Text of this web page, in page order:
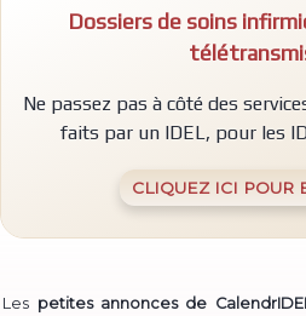
Dossiers de soins
Ne passez pas à côté des
faits par un IDEL, pour les
CLIQUEZ ICI POUR
Les petites annonces de